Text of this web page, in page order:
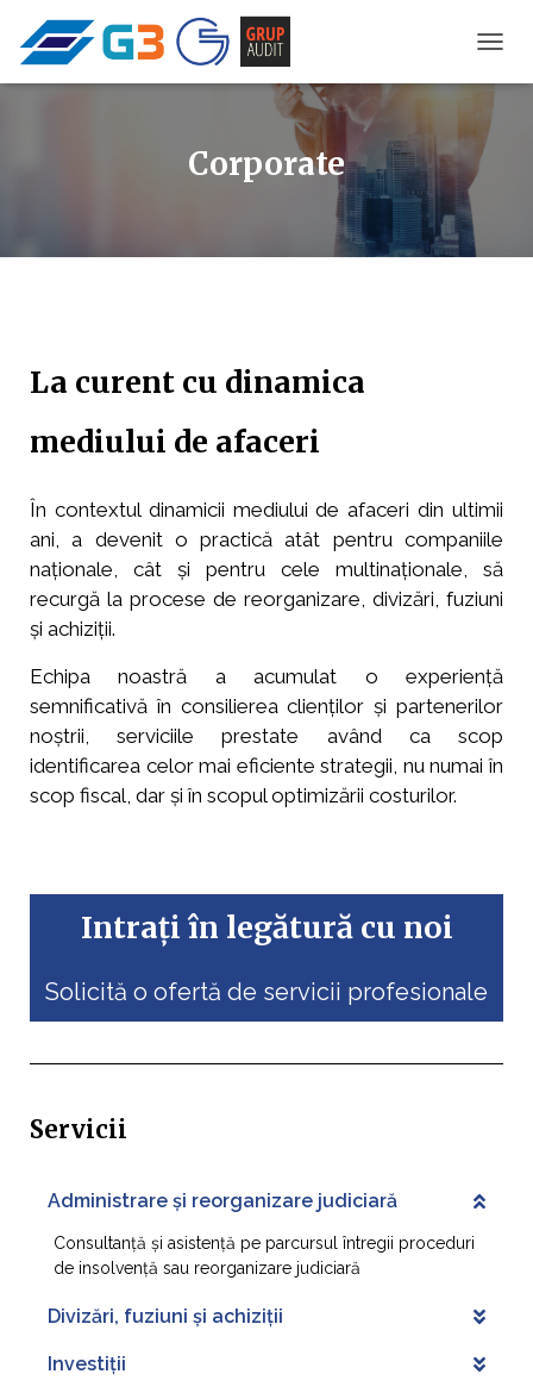
O
U
Corporate
La curent cu dinamica
mediului de afaceri
În contextul dinamicii mediului de afaceri din ultimii
ani, a devenit o practică atât pentru companiile
naționale, cât și pentru cele multinaționale, să
recurgă la procese de reorganizare, divizări, fuziuni
și achiziții.
Echipa noastră a acumulat o experiență
semnificativă în consilierea clienților și partenerilor
noștrii, serviciile prestate având ca scop
identificarea celor mai eficiente strategii, nu numai în
scop fiscal, dar și în scopul optimizării costurilor.
Intrați în legătură cu noi
Solicită o ofertă de servicii profesionale
Servicii
Administrare și reorganizare judiciară
Consultanță și asistență pe parcursul întregii proceduri
de insolvență sau reorganizare judiciară
Divizări, fuziuni și achiziții
Investiții